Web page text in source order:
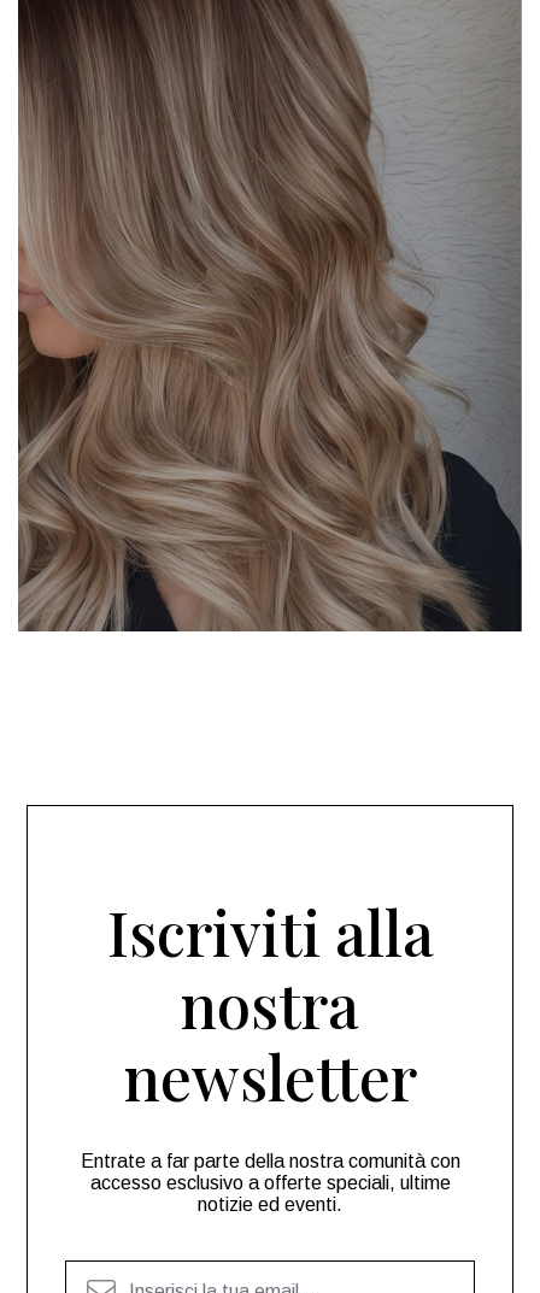
Iscriviti alla
nostra
newsletter
Entrate a far parte della nostra comunità con
accesso esclusivo a offerte speciali, ultime
notizie ed eventi.